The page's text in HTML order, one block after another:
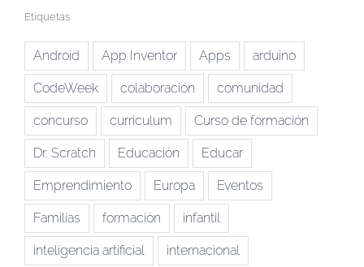
Etiquetas
Android App Inventor Apps arduino
CodeWeek colaboración comunidad
concurso curriculum Curso de formación
Dr. Scratch Educación Educar
Emprendimiento Europa Eventos
Familias formación infantil
inteligencia artificial internacional